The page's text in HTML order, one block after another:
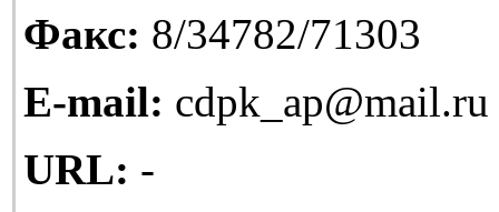
Факс: 8/34782/71303
E-mail: cdpk_ap@mail.ru
URL: -